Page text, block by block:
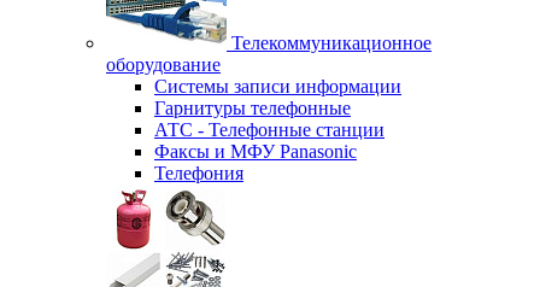
Телекоммуникационное
оборудование
Системы записи информации
Гарнитуры телефонные
АТС - Телефонные станции
Факсы и МФУ Panasonic
Телефония